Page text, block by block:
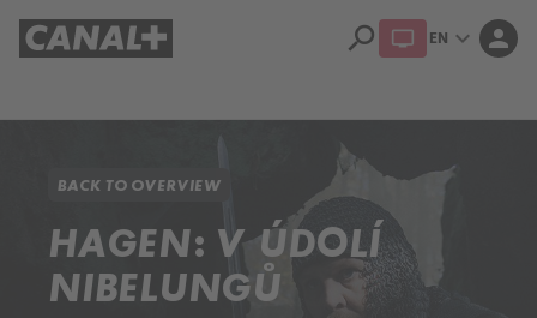
search EN expand_more person
BACK TO OVERVIEW
HAGEN: V ÚDOLÍ
NIBELUNGŮ